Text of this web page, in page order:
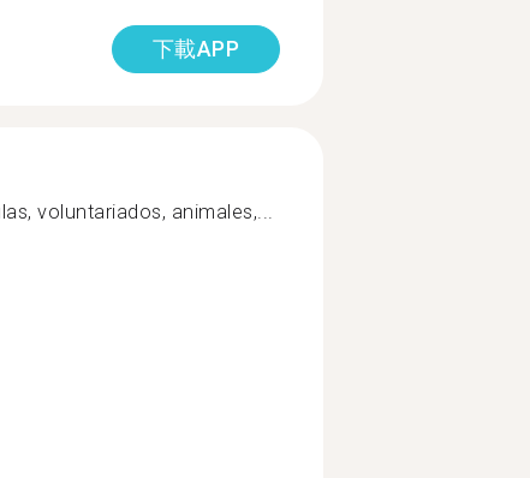
下載APP
voluntariados, animales,...